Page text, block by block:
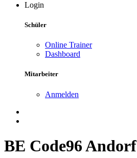
Login
Schüler
Online Trainer
Dashboard
Mitarbeiter
Anmelden
BE Code96 Andorf